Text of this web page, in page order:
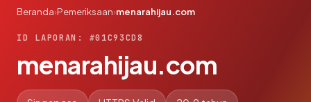
Beranda›Pemeriksaan›menarahijau.com
ID LAPORAN: #01C93CD8
menarahijau.com